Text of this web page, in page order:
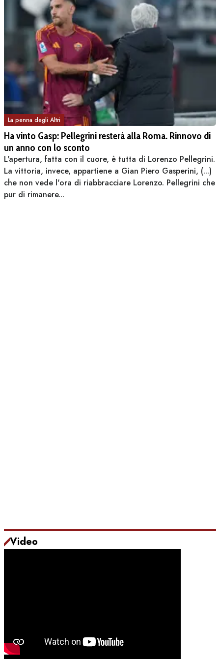
La penna degli Altri
Ha vinto Gasp: Pellegrini resterà alla Roma. Rinnovo di
un anno con lo sconto
L'apertura, fatta con il cuore, è tutta di Lorenzo Pellegrini.
La vittoria, invece, appartiene a Gian Piero Gasperini, (...)
che non vede l'ora di riabbracciare Lorenzo. Pellegrini che
pur di rimanere...
Video